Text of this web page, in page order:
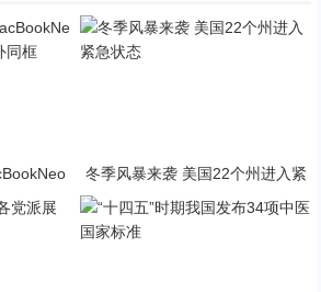
同框
冬季风暴来袭 美国22个州进入紧
急状态